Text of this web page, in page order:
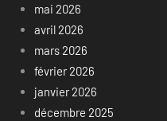
mai 2026
avril 2026
mars 2026
février 2026
janvier 2026
décembre 2025